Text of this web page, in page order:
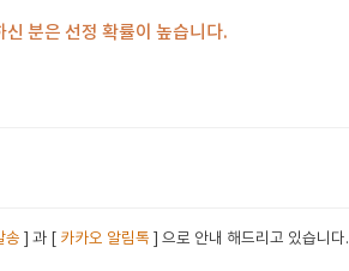
분은 선정 확률이 높습니다.
송 ] 과 [ 카카오 알림톡 ] 으로 안내 해드리고 있습니다.